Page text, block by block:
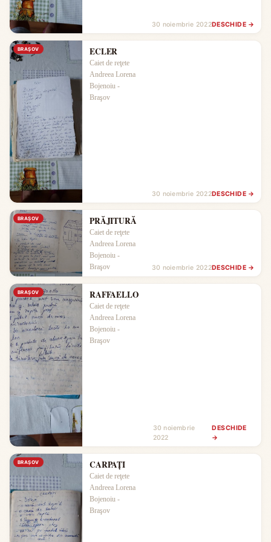
30 noiembrie 2022DESCHIDE →
BRAŞOV ECLER
Caiet de reţete
Andreea Lorena
Bojenoiu -
Braşov
30 noiembrie 2022DESCHIDE →
BRAŞOV PRĂJITURĂ
Caiet de reţete
Andreea Lorena
Bojenoiu -
Braşov
30 noiembrie 2022DESCHIDE →
BRAŞOV RAFFAELLO
Caiet de reţete
Andreea Lorena
Bojenoiu -
Braşov
30 noiembrie
2022
DESCHIDE
→
BRAŞOV CARPAŢI
Caiet de reţete
Andreea Lorena
Bojenoiu -
Braşov